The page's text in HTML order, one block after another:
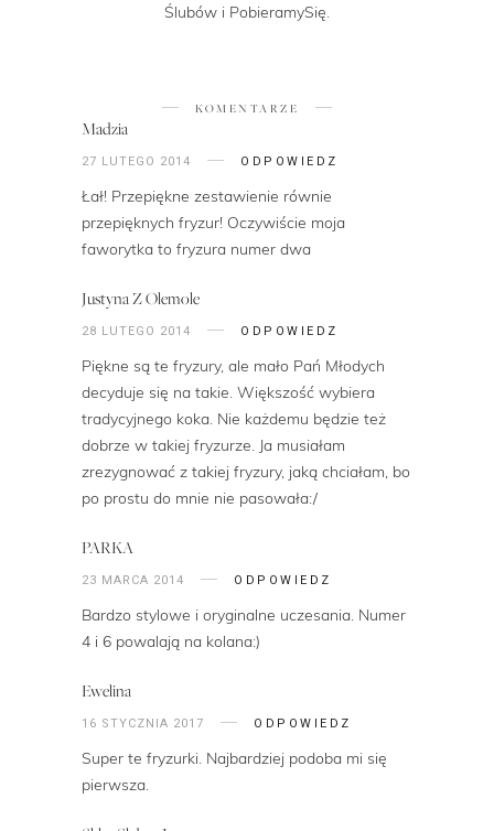
Ślubów i PobieramySię.
KOMENTARZE
Madzia
27 LUTEGO 2014 ODPOWIEDZ
Łał! Przepiękne zestawienie równie
przepięknych fryzur! Oczywiście moja
faworytka to fryzura numer dwa
Justyna Z Olemole
28 LUTEGO 2014 ODPOWIEDZ
Piękne są te fryzury, ale mało Pań Młodych
decyduje się na takie. Większość wybiera
tradycyjnego koka. Nie każdemu będzie też
dobrze w takiej fryzurze. Ja musiałam
zrezygnować z takiej fryzury, jaką chciałam, bo
po prostu do mnie nie pasowała:/
PARKA
23 MARCA 2014 ODPOWIEDZ
Bardzo stylowe i oryginalne uczesania. Numer
4 i 6 powalają na kolana:)
Ewelina
16 STYCZNIA 2017 ODPOWIEDZ
Super te fryzurki. Najbardziej podoba mi się
pierwsza.